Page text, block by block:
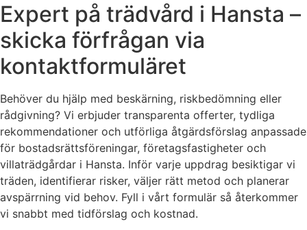
Expert på trädvård i Hansta –
skicka förfrågan via
kontaktformuläret
Behöver du hjälp med beskärning, riskbedömning eller
rådgivning? Vi erbjuder transparenta offerter, tydliga
rekommendationer och utförliga åtgärdsförslag anpassade
för bostadsrättsföreningar, företagsfastigheter och
villaträdgårdar i Hansta. Inför varje uppdrag besiktigar vi
träden, identifierar risker, väljer rätt metod och planerar
avspärrning vid behov. Fyll i vårt formulär så återkommer
vi snabbt med tidförslag och kostnad.